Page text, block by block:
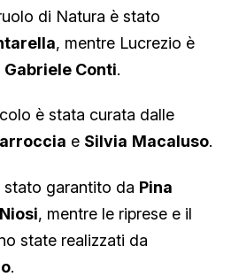
di Natura è stato
, mentre Lucrezio è
Gabriele Conti.
è stata curata dalle
e Silvia Macaluso.
garantito da Pina
Niosi, mentre le riprese e il
state realizzati da
.